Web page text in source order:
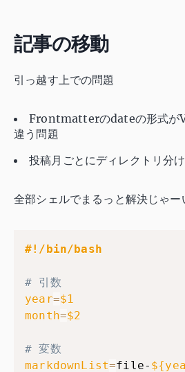
記事の移動
引っ越す上での問題
Frontmatterのdateの形式が
違う問題
投稿月ごとにディレクトリ分
全部シェルでまるっと解決じゃー
#!/bin/bash
# 引数
year=$1
month=$2
# 変数
markdownList=file-